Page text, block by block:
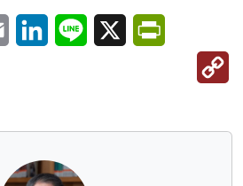
Email LinkedInLine X